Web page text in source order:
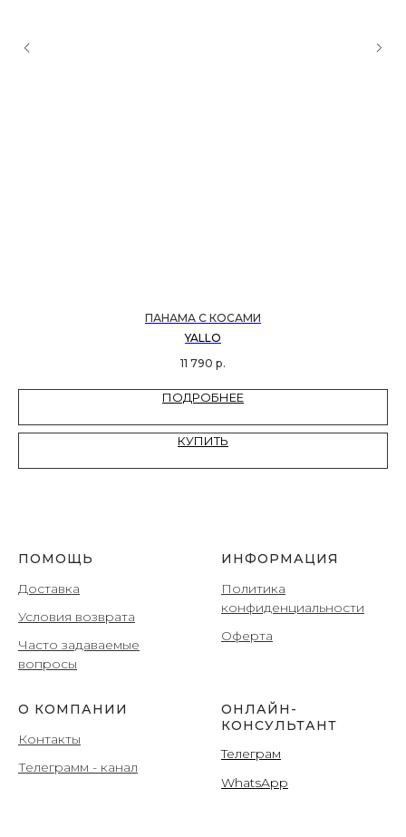
ПАНАМА С КОСАМИ
YALLO
11 790 р.
ПОДРОБНЕЕ
КУПИТЬ
ПОМОЩЬ
Доставка
Условия возврата
Часто задаваемые
вопросы
ИНФОРМАЦИЯ
Политика
конфиденциальности
Оферта
О КОМПАНИИ
Контакты
Телеграмм - канал
ОНЛАЙН-
КОНСУЛЬТАНТ
Teлеграм
WhatsApp